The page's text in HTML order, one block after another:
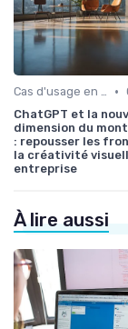
Cas d'usage en entreprise •
ChatGPT et la
dimension du
: repousser les
la créativité
entreprise
À lire aussi